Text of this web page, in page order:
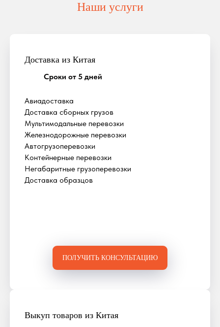
Наши услуги
Доставка из Китая
Сроки от 5 дней
Авиадоставка
Доставка сборных грузов
Мультимодальные перевозки
Железнодорожные перевозки
Автогрузоперевозки
Контейнерные перевозки
Негабаритные грузоперевозки
Доставка образцов
ПОЛУЧИТЬ КОНСУЛЬТАЦИЮ
Выкуп товаров из Китая